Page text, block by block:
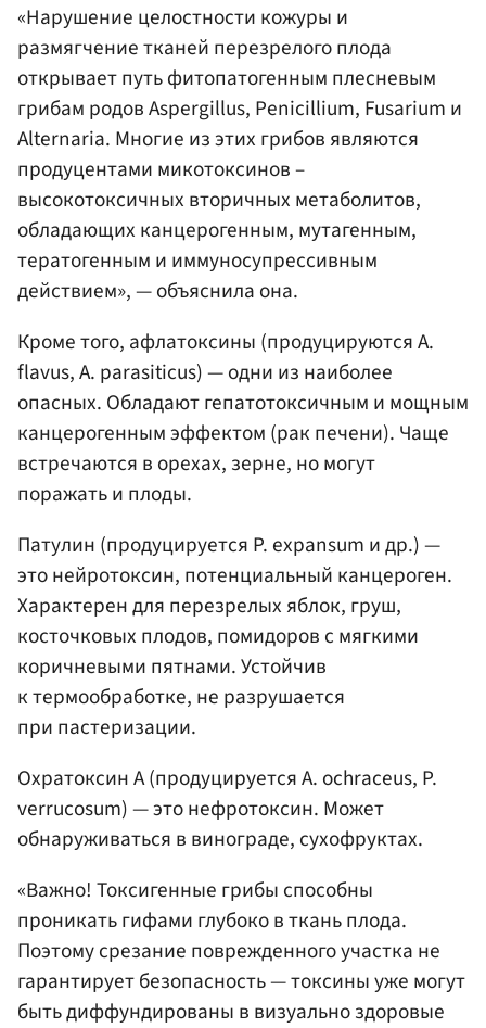
«Нарушение целостности кожуры и
размягчение тканей перезрелого плода
открывает путь фитопатогенным плесневым
грибам родов Aspergillus, Penicillium, Fusarium и
Alternaria. Многие из этих грибов являются
продуцентами микотоксинов –
высокотоксичных вторичных метаболитов,
обладающих канцерогенным, мутагенным,
тератогенным и иммуносупрессивным
действием», — объяснила она.
Кроме того, афлатоксины (продуцируются A.
flavus, A. parasiticus) — одни из наиболее
опасных. Обладают гепатотоксичным и мощным
канцерогенным эффектом (рак печени). Чаще
встречаются в орехах, зерне, но могут
поражать и плоды.
Патулин (продуцируется P. expansum и др.) —
это нейротоксин, потенциальный канцероген.
Характерен для перезрелых яблок, груш,
косточковых плодов, помидоров с мягкими
коричневыми пятнами. Устойчив
к термообработке, не разрушается
при пастеризации.
Охратоксин А (продуцируется A. ochraceus, P.
verrucosum) — это нефротоксин. Может
обнаруживаться в винограде, сухофруктах.
«Важно! Токсигенные грибы способны
проникать гифами глубоко в ткань плода.
Поэтому срезание поврежденного участка не
гарантирует безопасность — токсины уже могут
быть диффундированы в визуально здоровые